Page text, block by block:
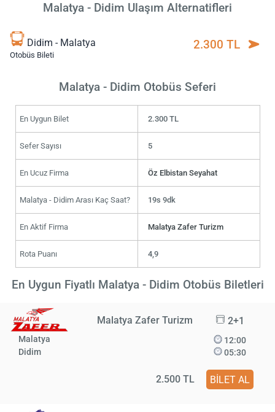
Malatya - Didim Ulaşım Alternatifleri
Didim - Malatya
Otobüs Bileti
2.300 TL
Malatya - Didim Otobüs Seferi
En Uygun Bilet 2.300 TL
Sefer Sayısı 5
En Ucuz Firma Öz Elbistan Seyahat
Malatya - Didim Arası Kaç Saat? 19s 9dk
En Aktif Firma Malatya Zafer Turizm
Rota Puanı 4,9
En Uygun Fiyatlı Malatya - Didim Otobüs Biletleri
Malatya Zafer Turizm 2+1
Malatya
Didim
12:00
05:30
2.500 TL BİLET AL